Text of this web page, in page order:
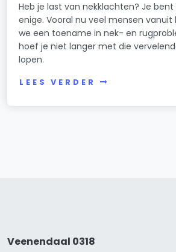
Heb je last van nekklachten? Je
enige. Vooral nu veel mensen vanuit
we een toename in nek- en
hoef je niet langer met die
lopen.
LEES VERDER
Veenendaal 0318